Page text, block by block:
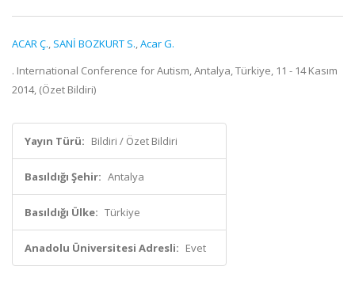
ACAR Ç., SANİ BOZKURT S.,Acar G.
. International Conference for Autism, Antalya, Türkiye, 11 - 14 Kasım
2014, (Özet Bildiri)
Yayın Türü: Bildiri / Özet Bildiri
Basıldığı Şehir: Antalya
Basıldığı Ülke: Türkiye
Anadolu Üniversitesi Adresli: Evet